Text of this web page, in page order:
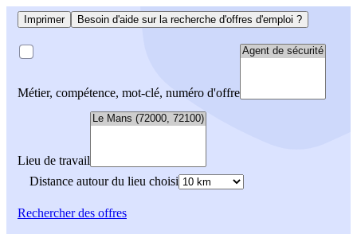
Imprimer Besoin d'aide sur la recherche d'offres d'emploi ?
Métier, compétence, mot-clé, numéro d'offre
Lieu de travail
Distance autour du lieu choisi
Rechercherdes offres